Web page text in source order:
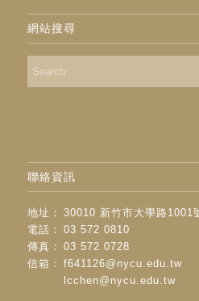
網站搜尋
聯絡資訊
地址：
30010 新竹市大學路1001
電話：
03 572 0810
傳真：
03 572 0728
信箱：
f641126@nycu.edu.tw
lcchen@nycu.edu.tw